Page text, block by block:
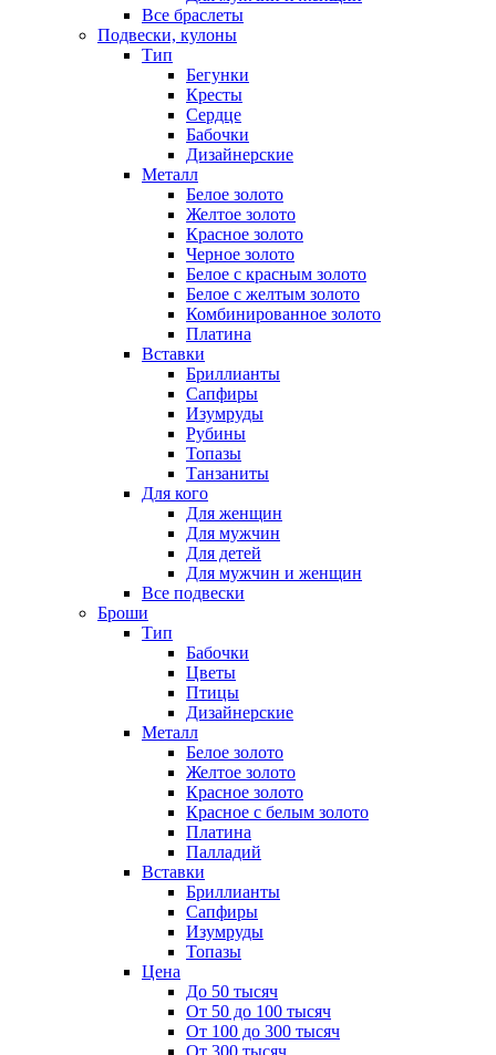
Все браслеты
Подвески, кулоны
Тип
Бегунки
Кресты
Сердце
Бабочки
Дизайнерские
Металл
Белое золото
Желтое золото
Красное золото
Черное золото
Белое с красным золото
Белое с желтым золото
Комбинированное золото
Платина
Вставки
Бриллианты
Сапфиры
Изумруды
Рубины
Топазы
Танзаниты
Для кого
Для женщин
Для мужчин
Для детей
Для мужчин и женщин
Все подвески
Броши
Тип
Бабочки
Цветы
Птицы
Дизайнерские
Металл
Белое золото
Желтое золото
Красное золото
Красное с белым золото
Платина
Палладий
Вставки
Бриллианты
Сапфиры
Изумруды
Топазы
Цена
До 50 тысяч
От 50 до 100 тысяч
От 100 до 300 тысяч
От 300 тысяч